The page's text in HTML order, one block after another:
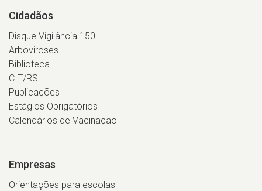
Cidadãos
Disque Vigilância 150
Arboviroses
Biblioteca
CIT/RS
Publicações
Estágios Obrigatórios
Calendários de Vacinação
Empresas
Orientações para escolas